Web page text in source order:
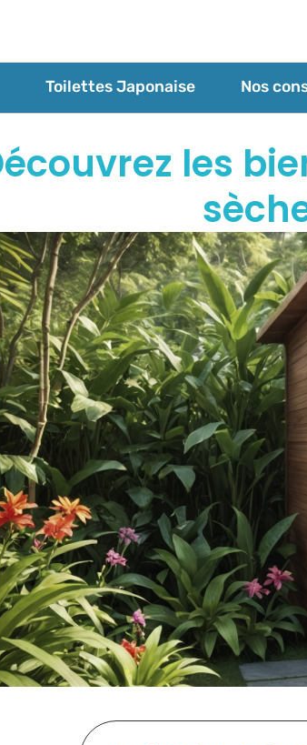
Toilettes Japonaise Nos
les